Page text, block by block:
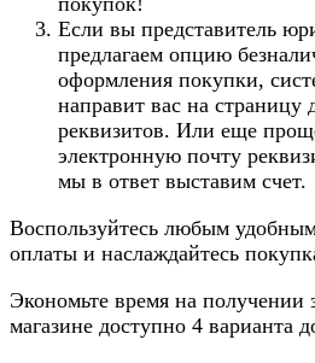
Если вы представитель
предлагаем опцию
оформления покупки,
направит вас на страницу
реквизитов. Или еще
электронную почту
мы в ответ выставим счет.
Воспользуйтесь любым
оплаты и наслаждайтесь
Экономьте время на получении
магазине доступно 4 варианта